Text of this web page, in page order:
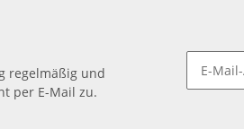
regelmäßig und
per E-Mail zu.